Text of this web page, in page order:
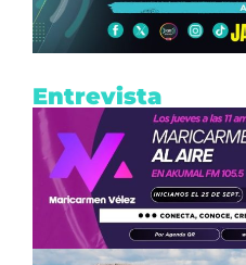
Entrevista